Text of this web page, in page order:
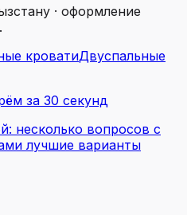
· оформление
кроватиДвуспальные
за 30 секунд
: несколько вопросов с
лучшие варианты